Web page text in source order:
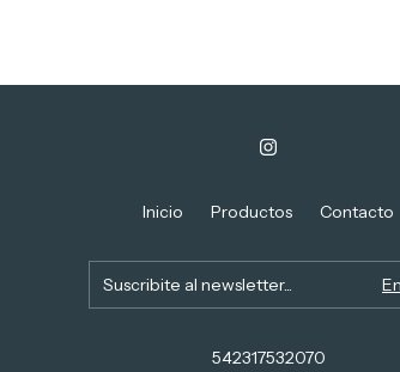
Inicio Productos Contacto
542317532070